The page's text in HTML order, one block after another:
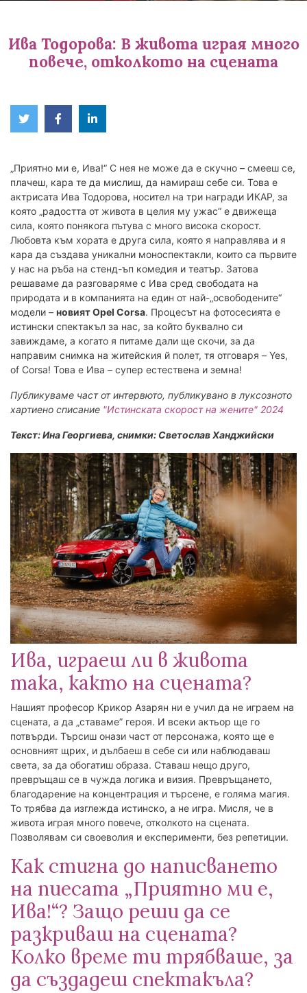
Ива Тодорова: В живота играя много
повече, отколкото на сцената
Twitter Facebook
in
„Приятно ми е, Ива!“ С нея не може да е скучно – смееш се,
плачеш, кара те да мислиш, да намираш себе си. Това е
актрисата Ива Тодорова, носител на три награди ИКАР, за
която „радостта от живота в целия му ужас“ е движеща
сила, която понякога пътува с много висока скорост.
Любовта към хората е друга сила, която я направлява и я
кара да създава уникални моноспектакли, които са първите
у нас на ръба на стенд-ъп комедия и театър. Затова
решаваме да разговаряме с Ива сред свободата на
природата и в компанията на един от най-„освободените“
модели – новият Opel Corsa. Процесът на фотосесията е
истински спектакъл за нас, за който буквално си
завиждаме, а когато я питаме дали ще скочи, за да
направим снимка на житейския й полет, тя отговаря – Yes,
of Corsa! Това е Ива – супер естествена и земна!
Публикуваме част от интервюто, публикувано в луксозното
хартиено списание "Истинската скорост на жените" 2024
Текст: Ина Георгиева, снимки: Светослав Ханджийски
Ива, играеш ли в живота
така, както на сцената?
Нашият професор Крикор Азарян ни е учил да не играем на
сцената, а да „ставаме” героя. И всеки актьор ще го
потвърди. Търсиш онази част от персонажа, която ще е
основният щрих, и дълбаеш в себе си или наблюдаваш
света, за да обогатиш образа. Ставаш нещо друго,
превръщаш се в чужда логика и визия. Превръщането,
благодарение на концентрация и търсене, е голяма магия.
То трябва да изглежда истинско, а не игра. Мисля, че в
живота играя много повече, отколкото на сцената.
Позволявам си своеволия и експерименти, без репетиции.
Как стигна до написването
на пиесата „Приятно ми е,
Ива!“? Защо реши да се
разкриваш на сцената?
Колко време ти трябваше, за
да създадеш спектакъла?